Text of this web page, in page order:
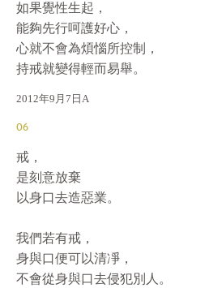
如果覺性生起，
能夠先行呵護好心，
心就不會為煩惱所控制，
持戒就變得輕而易舉。
2012年9月7日A
06
戒，
是刻意放棄
以身口去造惡業。
我們若有戒，
身與口便可以清凈，
不會從身與口去侵犯別人。